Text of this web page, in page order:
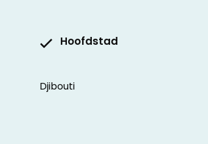
Hoofdstad
Djibouti